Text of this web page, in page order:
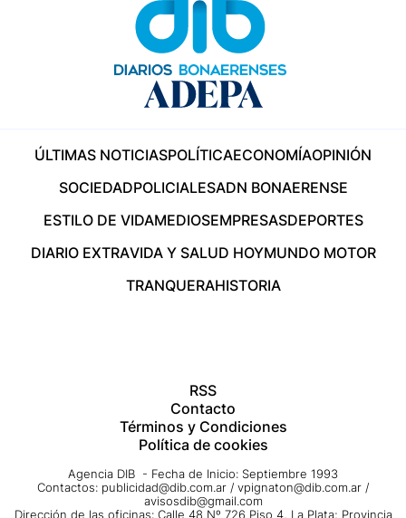
ÚLTIMAS NOTICIASPOLÍTICAECONOMÍAOPINIÓN
SOCIEDADPOLICIALESADN BONAERENSE
ESTILO DE VIDAMEDIOSEMPRESASDEPORTES
DIARIO EXTRAVIDA Y SALUD HOYMUNDO MOTOR
TRANQUERAHISTORIA
RSS
Contacto
Términos y Condiciones
Política de cookies
Agencia DIB - Fecha de Inicio: Septiembre 1993
Contactos: publicidad@dib.com.ar / vpignaton@dib.com.ar /
avisosdib@gmail.com
Dirección de las oficinas: Calle 48 Nº 726 Piso 4, La Plata; Provincia